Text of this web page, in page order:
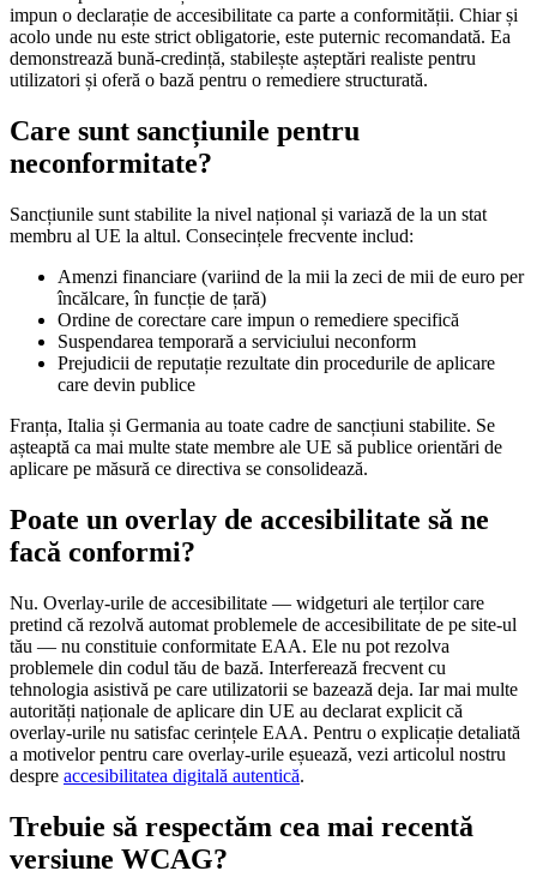
impun o declarație de accesibilitate ca parte a conformității. Chiar și
acolo unde nu este strict obligatorie, este puternic recomandată. Ea
demonstrează bună-credință, stabilește așteptări realiste pentru
utilizatori și oferă o bază pentru o remediere structurată.
Care sunt sancțiunile pentru
neconformitate?
Sancțiunile sunt stabilite la nivel național și variază de la un stat
membru al UE la altul. Consecințele frecvente includ:
Amenzi financiare (variind de la mii la zeci de mii de euro per
încălcare, în funcție de țară)
Ordine de corectare care impun o remediere specifică
Suspendarea temporară a serviciului neconform
Prejudicii de reputație rezultate din procedurile de aplicare
care devin publice
Franța, Italia și Germania au toate cadre de sancțiuni stabilite. Se
așteaptă ca mai multe state membre ale UE să publice orientări de
aplicare pe măsură ce directiva se consolidează.
Poate un overlay de accesibilitate să ne
facă conformi?
Nu. Overlay-urile de accesibilitate — widgeturi ale terților care
pretind că rezolvă automat problemele de accesibilitate de pe site-ul
tău — nu constituie conformitate EAA. Ele nu pot rezolva
problemele din codul tău de bază. Interferează frecvent cu
tehnologia asistivă pe care utilizatorii se bazează deja. Iar mai multe
autorități naționale de aplicare din UE au declarat explicit că
overlay-urile nu satisfac cerințele EAA. Pentru o explicație detaliată
a motivelor pentru care overlay-urile eșuează, vezi articolul nostru
despre accesibilitatea digitală autentică.
Trebuie să respectăm cea mai recentă
versiune WCAG?